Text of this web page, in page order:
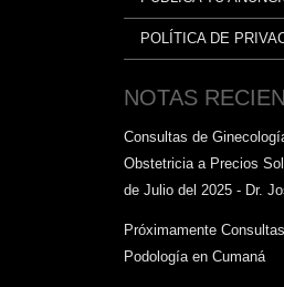
POLÍTICA DE
NOTAS
Consultas de
Obstetricia a Precios
de Julio del 2025 - Dr.
Próximamente
Podología en Cumaná